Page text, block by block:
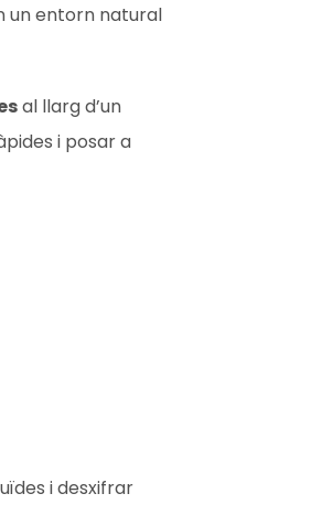
un entorn natural
al llarg d’un
i posar a
i desxifrar